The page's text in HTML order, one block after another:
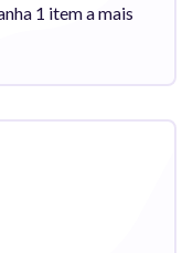
1 item a mais